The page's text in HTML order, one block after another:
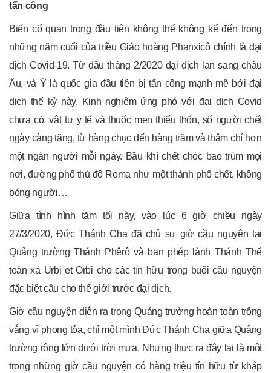
tấn công
Biến cố quan trọng đầu tiên không thể không kể đến trong
những năm cuối của triều Giáo hoàng Phanxicô chính là đại
dịch Covid-19. Từ đầu tháng 2/2020 đại dịch lan sang châu
Âu, và Ý là quốc gia đầu tiên bị tấn công mạnh mẽ bởi đại
dịch thế kỷ này. Kinh nghiệm ứng phó với đại dịch Covid
chưa có, vật tư y tế và thuốc men thiếu thốn, số người chết
ngày càng tăng, từ hàng chục đến hàng trăm và thậm chí hơn
một ngàn người mỗi ngày. Bầu khí chết chóc bao trùm mọi
nơi, đường phố thủ đô Roma như một thành phố chết, không
bóng người…
Giữa tình hình tăm tối này, vào lúc 6 giờ chiều ngày
27/3/2020, Đức Thánh Cha đã chủ sự giờ cầu nguyện tại
Quảng trường Thánh Phêrô và ban phép lành Thánh Thể
toàn xá Urbi et Orbi cho các tín hữu trong buổi cầu nguyện
đặc biệt cầu cho thế giới trước đại dịch.
Giờ cầu nguyện diễn ra trong Quảng trường hoàn toàn trống
vắng vì phong tỏa, chỉ một mình Đức Thánh Cha giữa Quảng
trường rộng lớn dưới trời mưa. Nhưng thực ra đây lại là một
trong những giờ cầu nguyện có hàng triệu tín hữu từ khắp